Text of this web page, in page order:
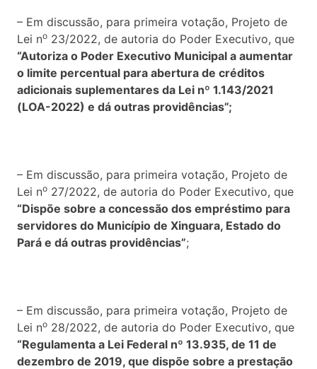
– Em discussão, para primeira votação, Projeto de
Lei no 23/2022, de autoria do Poder Executivo, que
“Autoriza o Poder Executivo Municipal a aumentar
o limite percentual para abertura de créditos
adicionais suplementares da Lei nº 1.143/2021
(LOA-2022) e dá outras providências”;
– Em discussão, para primeira votação, Projeto de
Lei no 27/2022, de autoria do Poder Executivo, que
“Dispõe sobre a concessão dos empréstimo para
servidores do Município de Xinguara, Estado do
Pará e dá outras providências”;
– Em discussão, para primeira votação, Projeto de
Lei no 28/2022, de autoria do Poder Executivo, que
“Regulamenta a Lei Federal nº 13.935, de 11 de
dezembro de 2019, que dispõe sobre a prestação